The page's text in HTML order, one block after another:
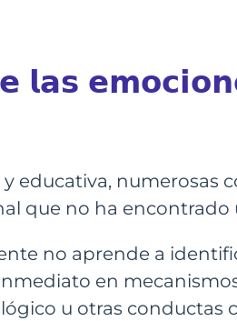
𝗹𝗮𝘀
educativa,
que no ha encontrado
no aprende a
en
u otras conductas